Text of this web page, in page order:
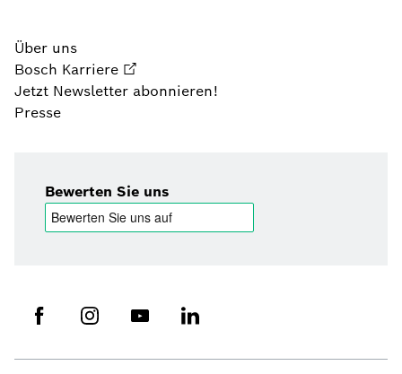
Über uns
Bosch Karriere
Jetzt Newsletter abonnieren!
Presse
Bewerten Sie uns